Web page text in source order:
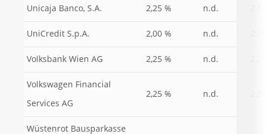
Unicaja Banco, S.A. 2,25 % n.d.
UniCredit S.p.A. 2,00 % n.d.
Volksbank Wien AG 2,25 % n.d.
Volkswagen Financial
Services AG
2,25 % n.d.
Wüstenrot Bausparkasse